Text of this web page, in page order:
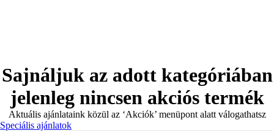
Sajnáljuk az adott kategóriában
jelenleg nincsen akciós termék
Aktuális ajánlataink közül az ‘Akciók’ menüpont alatt válogathatsz
Speciális ajánlatok